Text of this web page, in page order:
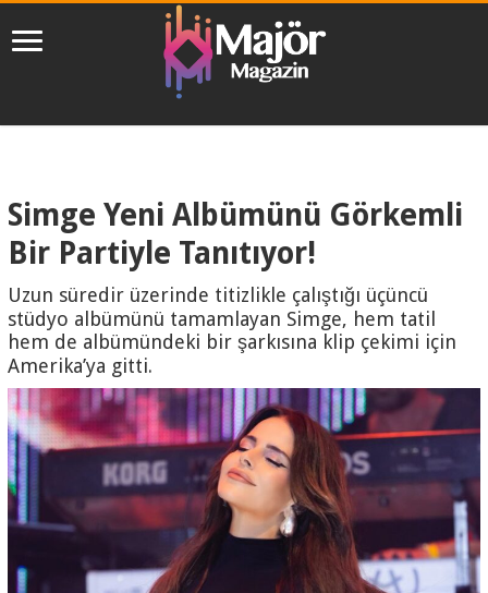
Simge Yeni Albümünü Görkemli
Bir Partiyle Tanıtıyor!
Uzun süredir üzerinde titizlikle çalıştığı üçüncü
stüdyo albümünü tamamlayan Simge, hem tatil
hem de albümündeki bir şarkısına klip çekimi için
Amerika’ya gitti.